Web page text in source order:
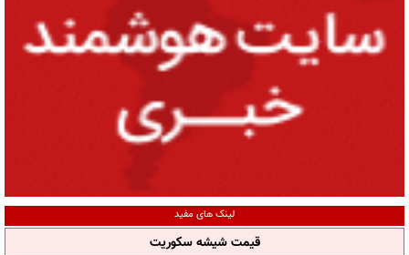
لینک های مفید
قیمت شیشه سکوریت